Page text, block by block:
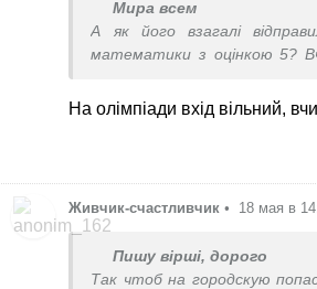
Мира всем
А як його взагалі
математики з оцінкою 5?
На олімпіади вхід вільний,
Живчик-счастливчик • 18 мая в
Пишу вірші, дорого
Так чтоб на городскую